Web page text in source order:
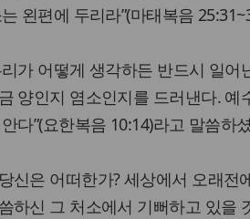
왼편에 두리라”(마태복음
가 어떻게 생각하든 반드시 일
양인지 염소인지를 드러낸다. 예
다”(요한복음 10:14)라고 말씀하
신은 어떠한가? 세상에서 오래
하신 그 처소에서 기뻐하고 있을